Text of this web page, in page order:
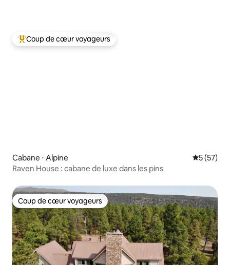
Coups de cœur voyageurs les plus appréciés
Coup de cœur voyageurs
Cabane ⋅ Alpine
5 (57)
Raven House : cabane de luxe dans les pins
Coup de cœur voyageurs
Coup de cœur voyageurs